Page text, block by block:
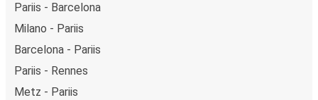
Pariis - Barcelona
Milano - Pariis
Barcelona - Pariis
Pariis - Rennes
Metz - Pariis